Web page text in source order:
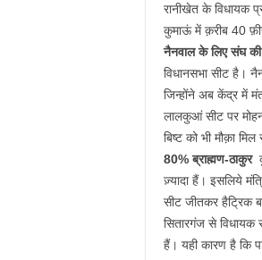
रानीखेत के विधायक
कुमाऊं में क़रीब 40
नैनवाल के लिए संघ की
विधानसभा सीट है।
जिन्होंने अब केंद्र में
लालकुआं सीट पर मोहन
बिष्ट को भी मौक़ा
80% ब्राह्मण-ठाकुर
ज़्यादा हैं। इसलिये
सीट जीतकर हैट्रिक
सितारगंज से विधायक
हैं। यही कारण है कि